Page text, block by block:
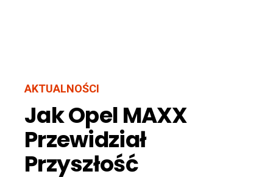
AKTUALNOŚCI
Jak Opel MAXX
Przewidział
Przyszłość